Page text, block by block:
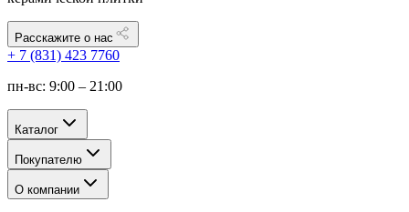
Расскажите о нас
+ 7 (831) 423 7760
пн-вс: 9:00 – 21:00
Каталог
Покупателю
О компании